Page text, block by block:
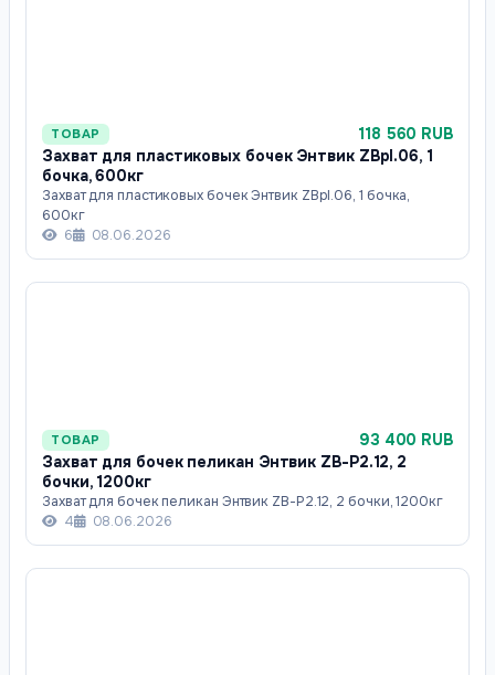
ТОВАР
118 560 RUB
Захват для пластиковых бочек Энтвик ZBpl.06, 1
бочка, 600кг
Захват для пластиковых бочек Энтвик ZBpl.06, 1 бочка,
600кг
6
08.06.2026
ТОВАР
93 400 RUB
Захват для бочек пеликан Энтвик ZB-P2.12, 2
бочки, 1200кг
Захват для бочек пеликан Энтвик ZB-P2.12, 2 бочки, 1200кг
4
08.06.2026